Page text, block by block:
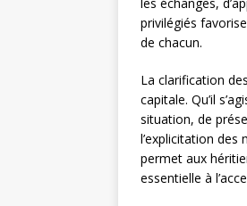
privilégiés
de chacun.
La clarification des
capitale. Qu’il
situation, de
l’explicitation
permet aux
essentielle à